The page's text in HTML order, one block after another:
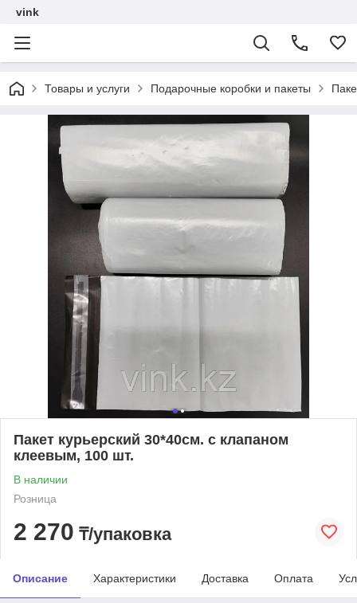
vink
Товары и услуги Подарочные коробки и пакеты
Пакет курьерский 30*40см. с клапаном
клеевым, 100 шт.
В наличии
Розница
2 270 ₸/упаковка
Описание Характеристики Доставка Оплата